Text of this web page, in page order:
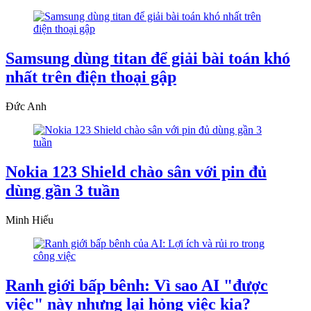
Samsung dùng titan để giải bài toán khó
nhất trên điện thoại gập
Đức Anh
Nokia 123 Shield chào sân với pin đủ
dùng gần 3 tuần
Minh Hiếu
Ranh giới bấp bênh: Vì sao AI "được
việc" này nhưng lại hỏng việc kia?